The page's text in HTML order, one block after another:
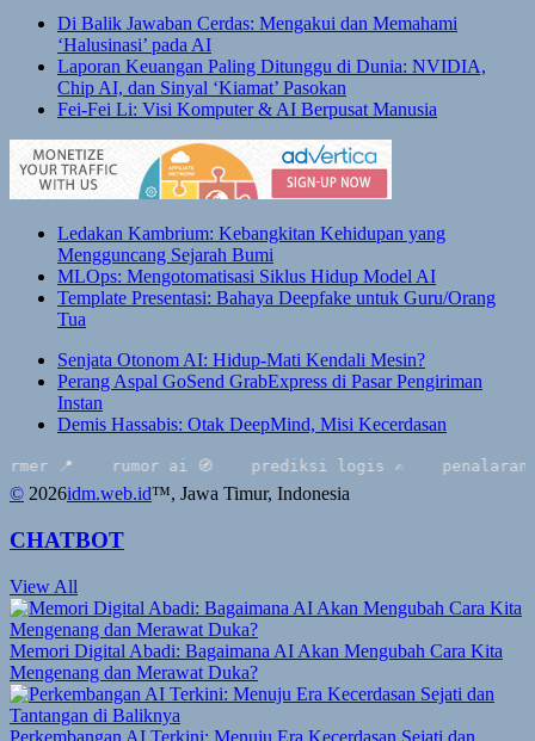
Di Balik Jawaban Cerdas: Mengakui dan Memahami
‘Halusinasi’ pada AI
Laporan Keuangan Paling Ditunggu di Dunia: NVIDIA,
Chip AI, dan Sinyal ‘Kiamat’ Pasokan
Fei-Fei Li: Visi Komputer & AI Berpusat Manusia
Ledakan Kambrium: Kebangkitan Kehidupan yang
Mengguncang Sejarah Bumi
MLOps: Mengotomatisasi Siklus Hidup Model AI
Template Presentasi: Bahaya Deepfake untuk Guru/Orang
Tua
Senjata Otonom AI: Hidup-Mati Kendali Mesin?
Perang Aspal GoSend GrabExpress di Pasar Pengiriman
Instan
Demis Hassabis: Otak DeepMind, Misi Kecerdasan
📍 rumor ai 🧭 prediksi logis ✍️ penalaran 🔥
© 2026idm.web.id™, Jawa Timur, Indonesia
CHATBOT
View All
Memori Digital Abadi: Bagaimana AI Akan Mengubah Cara Kita
Mengenang dan Merawat Duka?
Perkembangan AI Terkini: Menuju Era Kecerdasan Sejati dan